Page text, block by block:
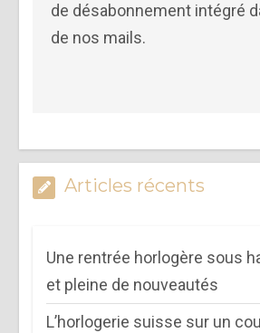
de désabonnement intégré
de nos mails.
Articles récents
Une rentrée horlogère sous
et pleine de nouveautés
L’horlogerie suisse sur un